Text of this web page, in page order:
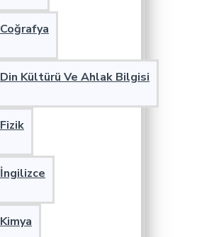
Coğrafya
Din Kültürü Ve Ahlak Bilgisi
Fizik
İngilizce
Kimya